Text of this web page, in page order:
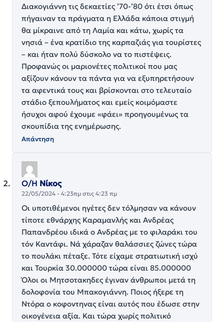
Διακογιάννη τις δεκαετίες ’70-’80 ότι έτσι όπως
πήγαιναν τα πράγματα η Ελλάδα κάποια στιγμή
θα μίκραινε από τη Λαμία και κάτω, χωρίς τα
νησιά – ένα κρατίδιο της καρπαζιάς για τουρίστες
– και ήταν πολύ δύσκολο να το πιστέψεις.
Προφανώς οι μαριονέτες πολιτικοί που μας
αξίζουν κάνουν τα πάντα για να εξυπηρετήσουν
τα αφεντικά τους και βρίσκονται στο τελευταίο
στάδιο ξεπουλήματος και εμείς κοιμόμαστε
ήσυχοι αφού έχουμε «φάει» προηγουμένως τα
σκουπίδια της ενημέρωσης.
Απάντηση
Ο/Η Νίκος
22/05/2024 - 4:23πμ στις 4:23 πμ
Οι υποτιθέμενοι ηγέτες δεν τόλμησαν να κάνουν
τίποτε εθνάρχης Καραμανλής και Ανδρέας
Παπανδρέου ιδικά ο Ανδρέας με το φιλαράκι του
τόν Καντάφι. Νά χάραζαν θαλάσσιες ζώνες τώρα
το πουλάκι πέταξε. Τότε είχαμε στρατιωτική ισχύ
και Τουρκία 30.000000 τώρα είναι 85.000000
Όλοι οι Μητσοτακηδες έγιναν άνθρωποι μετά τη
δολοφονία του Μπακογιάννη. Ποιος ήξερε τη
Ντόρα ο κοφοντηνας είναι αυτός που έδωσε στην
οικογένεια αξία. Και τώρα χωρίς πολιτικό